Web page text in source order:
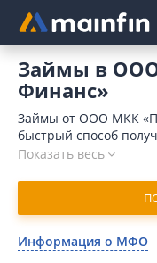
Главное меню
Займы в
Финанс»
Займы от ООО МКК
быстрый способ
Микрофинансовая
мгновенно после
заявки достаточно
документов. В 2026
Финанс» могут даже
кредитную историю.
Показать весь
Информация о МФО